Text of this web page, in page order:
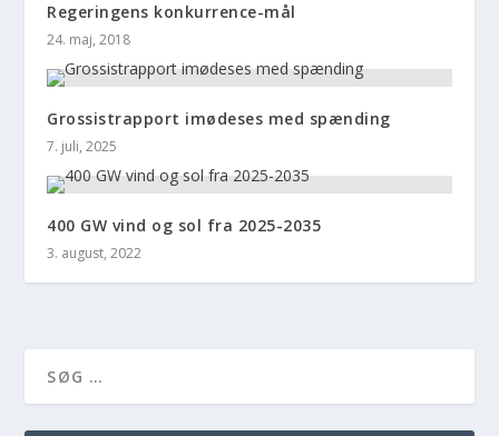
Regeringens konkurrence-mål
24. maj, 2018
Grossistrapport imødeses med spænding
7. juli, 2025
400 GW vind og sol fra 2025-2035
3. august, 2022